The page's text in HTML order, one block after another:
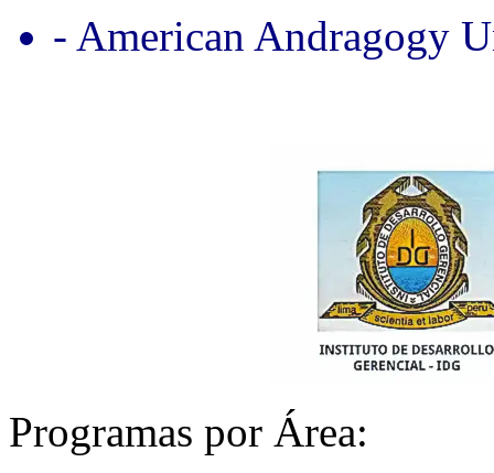
- American Andragogy
Programas por Área: